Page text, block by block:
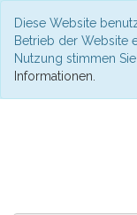
Diese Website
Betrieb der Website
Nutzung stimmen
Informationen.